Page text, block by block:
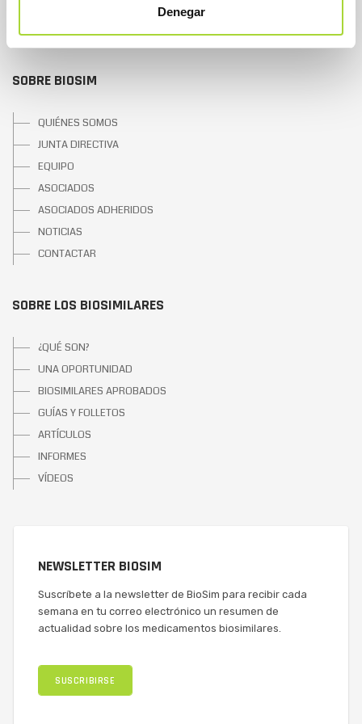
Denegar
SOBRE BIOSIM
QUIÉNES SOMOS
JUNTA DIRECTIVA
EQUIPO
ASOCIADOS
ASOCIADOS ADHERIDOS
NOTICIAS
CONTACTAR
SOBRE LOS BIOSIMILARES
¿QUÉ SON?
UNA OPORTUNIDAD
BIOSIMILARES APROBADOS
GUÍAS Y FOLLETOS
ARTÍCULOS
INFORMES
VÍDEOS
NEWSLETTER BIOSIM
Suscríbete a la newsletter de BioSim para recibir cada
semana en tu correo electrónico un resumen de
actualidad sobre los medicamentos biosimilares.
SUSCRIBIRSE